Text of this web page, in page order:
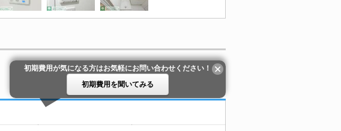
初期費用が気になる方はお気軽にお問い合わせください！
初期費用を聞いてみる